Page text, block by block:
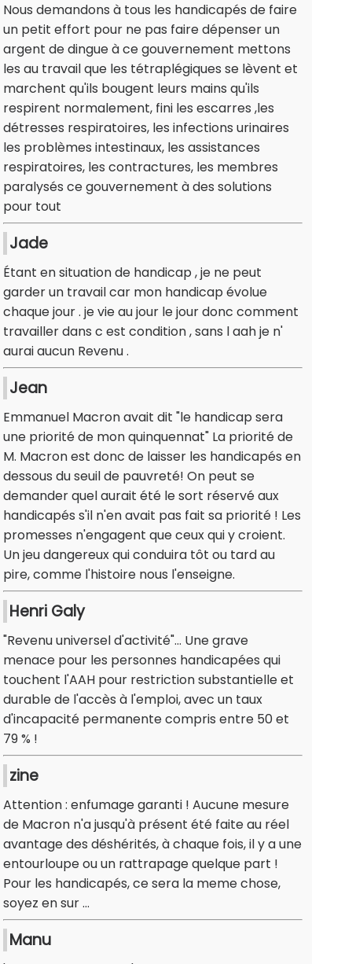
Nous demandons à tous les handicapés de faire
un petit effort pour ne pas faire dépenser un
argent de dingue à ce gouvernement mettons
les au travail que les tétraplégiques se lèvent et
marchent qu'ils bougent leurs mains qu'ils
respirent normalement, fini les escarres ,les
détresses respiratoires, les infections urinaires
les problèmes intestinaux, les assistances
respiratoires, les contractures, les membres
paralysés ce gouvernement à des solutions
pour tout
Jade
Étant en situation de handicap , je ne peut
garder un travail car mon handicap évolue
chaque jour . je vie au jour le jour donc comment
travailler dans c est condition , sans l aah je n'
aurai aucun Revenu .
Jean
Emmanuel Macron avait dit "le handicap sera
une priorité de mon quinquennat" La priorité de
M. Macron est donc de laisser les handicapés en
dessous du seuil de pauvreté! On peut se
demander quel aurait été le sort réservé aux
handicapés s'il n'en avait pas fait sa priorité ! Les
promesses n'engagent que ceux qui y croient.
Un jeu dangereux qui conduira tôt ou tard au
pire, comme l'histoire nous l'enseigne.
Henri Galy
"Revenu universel d'activité"... Une grave
menace pour les personnes handicapées qui
touchent l'AAH pour restriction substantielle et
durable de l'accès à l'emploi, avec un taux
d'incapacité permanente compris entre 50 et
79 % !
zine
Attention : enfumage garanti ! Aucune mesure
de Macron n'a jusqu'à présent été faite au réel
avantage des déshérités, à chaque fois, il y a une
entourloupe ou un rattrapage quelque part !
Pour les handicapés, ce sera la meme chose,
soyez en sur ...
Manu